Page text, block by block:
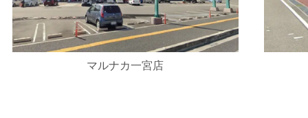
マルナカ一宮店